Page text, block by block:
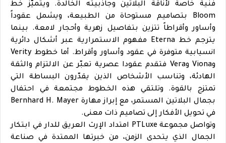
فنية خاصة لأناقة البلاتين وجاذبيته الخالدة. ويتميّز خط
Bloom بتصاميم مستوحاة من الطبيعة، ويشمل عقوداً
وأساور وأقراطاً تتزين بتفاصيل زهرية وأحجار لامعة. بينما
يترجم خط Eterna مفهوم الاستمرارية عبر أشكال دائرية
انسيابية متوفرة في عقود وأساور وأقراط. أما خطوط Verity
وViona وVera فتقدم عقودا عصرية تعبّر عن الالتزام والثقة
الهادئة، وتناسب الأشخاص الذين يقدّرون البساطة التي
تمتزج بالقوة. وتلتقي هذه الخطوط مجتمعة في احتفال
بجمال البلاتين المستمر، مع إبراز مهارة Bernhard H. Mayer
في تحويل الأفكار إلى تصاميم ذات معنى.
وتواصل مجموعة PTLuxe امتداد الإرث العريق للدار في ابتكار
الجمال الذي يتحدى الزمن، من خبرتها الممتدة في صناعة